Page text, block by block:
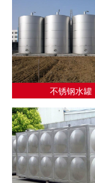
不锈钢水罐